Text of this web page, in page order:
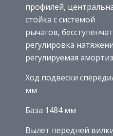
профилей,
стойка с системой
рычагов,
регулировка
регулируемая
Ход подвески
мм
База 1484 мм
Вылет передней